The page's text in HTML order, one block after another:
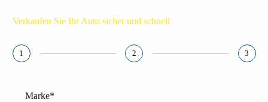
Verkaufen Sie Ihr Auto sicher und schnell
1 2 3
Marke*